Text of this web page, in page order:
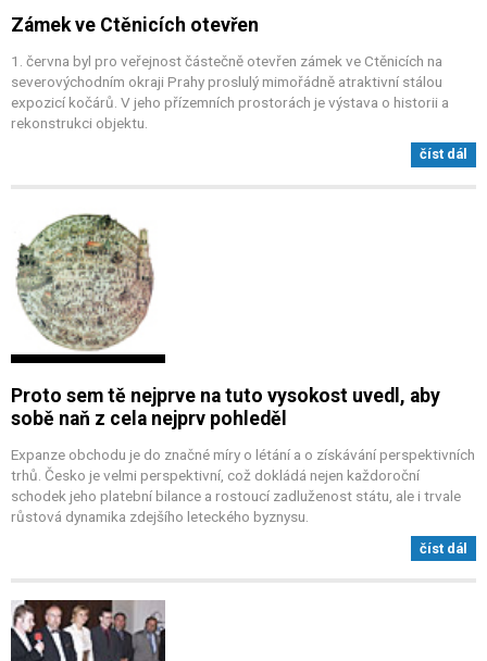
Zámek ve Ctěnicích otevřen
1. června byl pro veřejnost částečně otevřen zámek ve Ctěnicích na
severovýchodním okraji Prahy proslulý mimořádně atraktivní stálou
expozicí kočárů. V jeho přízemních prostorách je výstava o historii a
rekonstrukci objektu.
číst dál
Proto sem tě nejprve na tuto vysokost uvedl, aby
sobě naň z cela nejprv pohleděl
Expanze obchodu je do značné míry o létání a o získávání perspektivních
trhů. Česko je velmi perspektivní, což dokládá nejen každoroční
schodek jeho platební bilance a rostoucí zadluženost státu, ale i trvale
růstová dynamika zdejšího leteckého byznysu.
číst dál